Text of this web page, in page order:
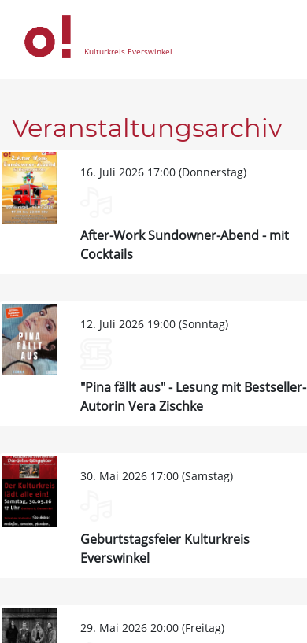
Kulturkreis Everswinkel
Veranstaltungsarchiv
16. Juli 2026 17:00 (Donnerstag)
After-Work Sundowner-Abend - mit
Cocktails
12. Juli 2026 19:00 (Sonntag)
"Pina fällt aus" - Lesung mit Bestseller-
Autorin Vera Zischke
30. Mai 2026 17:00 (Samstag)
Geburtstagsfeier Kulturkreis
Everswinkel
29. Mai 2026 20:00 (Freitag)